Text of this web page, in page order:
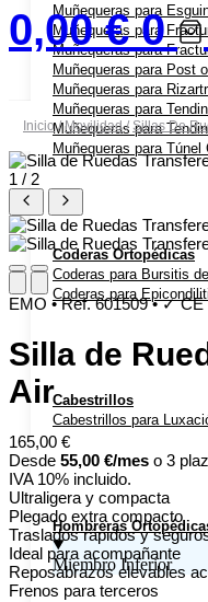
Muñequeras para
Muñequeras para
Muñequeras para
Muñequeras para Post
Muñequeras para
Muñequeras para
Muñequeras para
Muñequeras para Túnel
Coderas Ortopédicas
Coderas para Bursitis
Coderas para
Cabestrillos
Cabestrillos para
Hombreras
Miembro Inferior
0,00€ 0
Inicio/Movilidad/ Sillas De
1 / 2
EMO • Ref. 601509 • ✓ CE
Silla de
Air
165,00 €
Desde 55,00 €/mes o 3
IVA 10% incluido.
Ultraligera y compacta
Plegado extra compacto
Traslados rápidos y
Ideal para acompañante
Reposabrazos elevables
Frenos para terceros